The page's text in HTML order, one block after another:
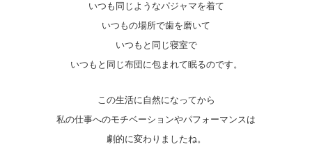
いつも同じようなパジャマを着て
いつもの場所で歯を磨いて
いつもと同じ寝室で
いつもと同じ布団に包まれて眠るのです。
この生活に自然になってから
私の仕事へのモチベーションやパフォーマンスは
劇的に変わりましたね。